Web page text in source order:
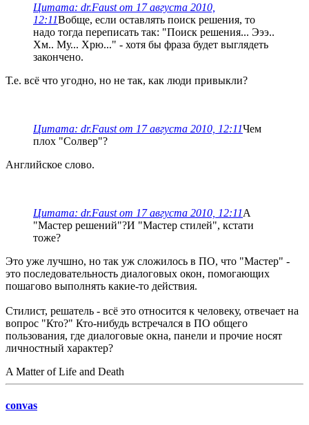
Цитата: dr.Faust от 17 августа 2010,
12:11Вобще, если оставлять поиск решения, то
надо тогда переписать так: "Поиск решения... Эээ..
Хм.. Му... Хрю..." - хотя бы фраза будет выглядеть
закончено.
Т.е. всё что угодно, но не так, как люди привыкли?
Цитата: dr.Faust от 17 августа 2010, 12:11Чем
плох "Солвер"?
Английское слово.
Цитата: dr.Faust от 17 августа 2010, 12:11А
"Мастер решений"?И "Мастер стилей", кстати
тоже?
Это уже лучшно, но так уж сложилось в ПО, что "Мастер" -
это последовательность диалоговых окон, помогающих
пошагово выполнять какие-то действия.
Стилист, решатель - всё это относится к человеку, отвечает на
вопрос "Кто?" Кто-нибудь встречался в ПО общего
пользования, где диалоговые окна, панели и прочие носят
личностный характер?
A Matter of Life and Death
convas